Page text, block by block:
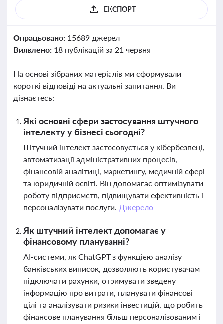
ЕКСПОРТ
Опрацьовано: 15689 джерел
Виявлено: 18 публікацій за 21 червня
На основі зібраних матеріалів ми сформували
короткі відповіді на актуальні запитання. Ви
дізнаєтесь:
Які основні сфери застосування штучного
інтелекту у бізнесі сьогодні?
Штучний інтелект застосовується у кібербезпеці,
автоматизації адміністративних процесів,
фінансовій аналітиці, маркетингу, медичній сфері
та юридичній освіті. Він допомагає оптимізувати
роботу підприємств, підвищувати ефективність і
персоналізувати послуги. Джерело
Як штучний інтелект допомагає у
фінансовому плануванні?
AI-системи, як ChatGPT з функцією аналізу
банківських виписок, дозволяють користувачам
підключати рахунки, отримувати зведену
інформацію про витрати, планувати фінансові
цілі та аналізувати ризики інвестицій, що робить
фінансове планування більш персоналізованим і